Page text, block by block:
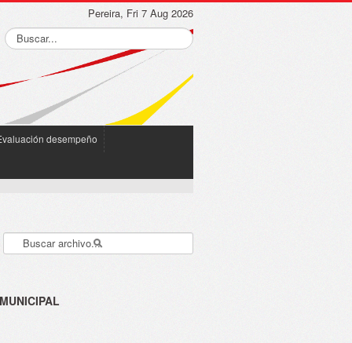
Pereira, Fri 7 Aug 2026
desempeño